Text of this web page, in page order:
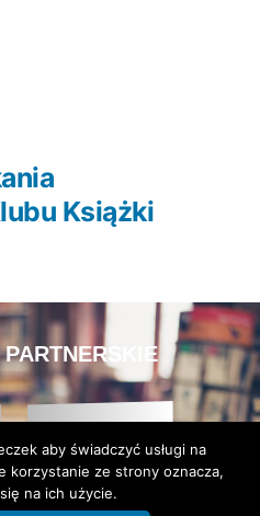
Książki
aby świadczyć usługi na
korzystanie ze strony oznacza,
na ich użycie.